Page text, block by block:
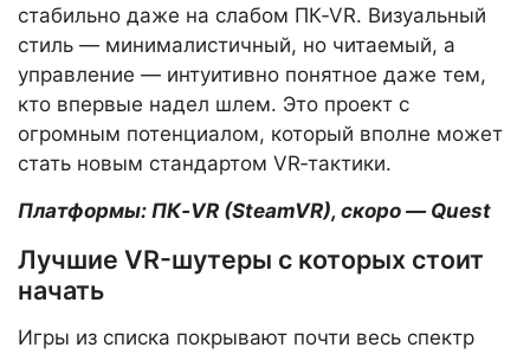
стабильно даже на слабом ПК‑VR. Визуальный
стиль — минималистичный, но читаемый, а
управление — интуитивно понятное даже тем,
кто впервые надел шлем. Это проект с
огромным потенциалом, который вполне может
стать новым стандартом VR‑тактики.
Платформы: ПК‑VR (SteamVR), скоро — Quest
Лучшие VR-шутеры с которых стоит
начать
Игры из списка покрывают почти весь спектр